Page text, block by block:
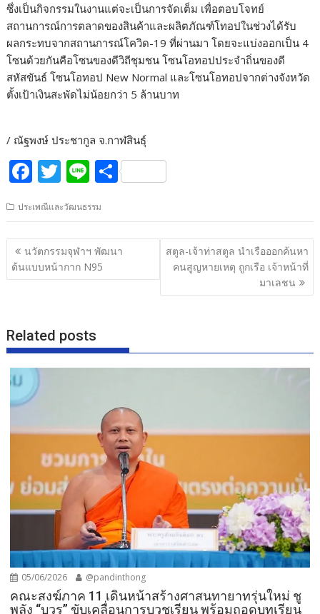
ซึ่งเป็นกิจกรรมในงานแต่จะเป็นการจัดเต็ม เพื่อตอบโจทย์
สถานการณ์การตลาดของสินค้าและผลิตภัณฑ์โทอปในช่วงได้รับ
ผลกระทบจากสถานการณ์โควิด-19 ที่ผ่านมา โดยจะแบ่งออกเป็น 4
โซนด้วยกันคือโซนของดีวิถีชุมชน โซนโอทอปประจำถิ่นของดี
สหัสขันธ์ โซนโอทอป New Normal และโซนโอทอปจากต่างจังหวัด
ตั้งเป้าเงินสะพัดไม่น้อยกว่า 5 ล้านบาท
/ ณัฐพงษ์ ประชากูล จ.กาฬสินธุ์
F
ac
e
b
o
o
T
itt
er
Li
e
S
ar
e
ประเพณีและวัฒนธรรม
แนะแนว
เรื่อง
นวัตกรรมจุฬาฯ พัฒนา
ต้นแบบหน้ากาก N95
สตูล-เจ้าท่าสตูล นำเรือออกค้นหา
คนสูญหายเหตุ ถูกเรือ เจ้าหน้าที่
มาเลชน
Related posts
05/06/2026 @pandinthong
คณะสงฆ์ภาค 11 เดินหน้าสร้างศาสนทายาทรุ่นใหม่ ชู
พลัง “บวร” ขับเคลื่อนการบวชเรียน พร้อมถอดบทเรียน